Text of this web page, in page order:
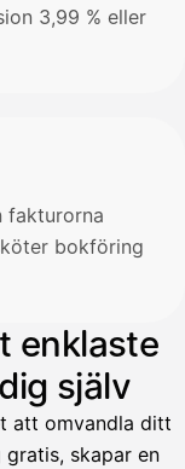
3,99 % eller
fakturorna
bokföring
enklaste
själv
att omvandla ditt
skapar en